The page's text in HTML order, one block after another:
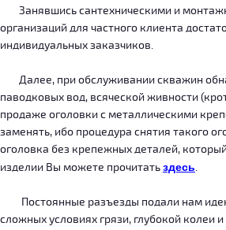
Занявшись сантехническими и
организаций для частного клиента
индивидуальных заказчиков.
Далее, при обслуживании скважин
паводковых вод, всяческой живности
продаже оголовки с металлическими
заменять, ибо процедура снятия такого
оголовка без крепежных деталей,
изделии Вы можете прочитатьздесь.
Постоянные разъезды подали нам идею
сложных условиях грязи, глубокой колеи